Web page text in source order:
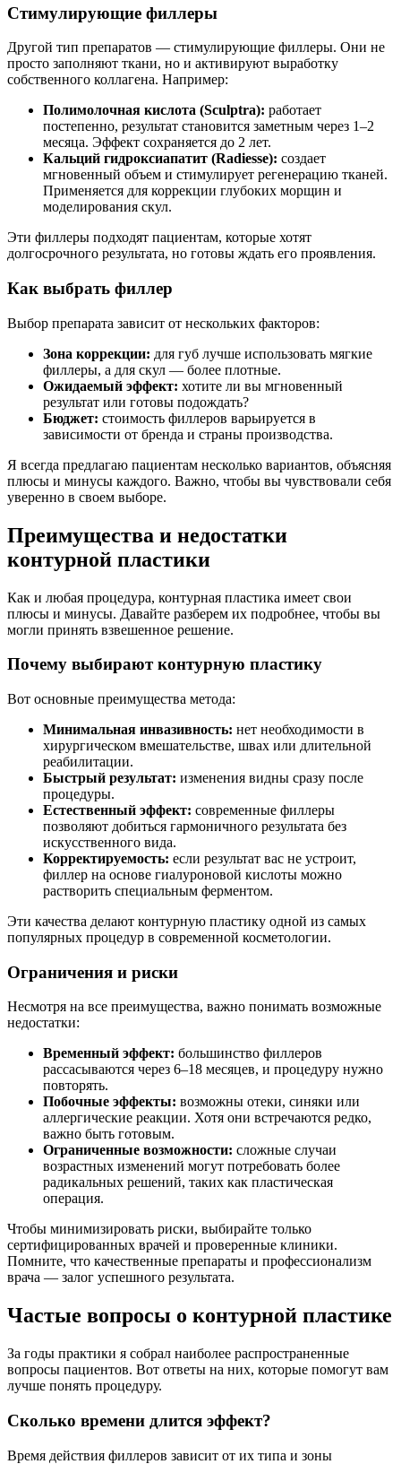
Стимулирующие филлеры
Другой тип препаратов — стимулирующие филлеры. Они не
просто заполняют ткани, но и активируют выработку
собственного коллагена. Например:
Полимолочная кислота (Sculptra): работает
постепенно, результат становится заметным через 1–2
месяца. Эффект сохраняется до 2 лет.
Кальций гидроксиапатит (Radiesse): создает
мгновенный объем и стимулирует регенерацию тканей.
Применяется для коррекции глубоких морщин и
моделирования скул.
Эти филлеры подходят пациентам, которые хотят
долгосрочного результата, но готовы ждать его проявления.
Как выбрать филлер
Выбор препарата зависит от нескольких факторов:
Зона коррекции: для губ лучше использовать мягкие
филлеры, а для скул — более плотные.
Ожидаемый эффект: хотите ли вы мгновенный
результат или готовы подождать?
Бюджет: стоимость филлеров варьируется в
зависимости от бренда и страны производства.
Я всегда предлагаю пациентам несколько вариантов, объясняя
плюсы и минусы каждого. Важно, чтобы вы чувствовали себя
уверенно в своем выборе.
Преимущества и недостатки
контурной пластики
Как и любая процедура, контурная пластика имеет свои
плюсы и минусы. Давайте разберем их подробнее, чтобы вы
могли принять взвешенное решение.
Почему выбирают контурную пластику
Вот основные преимущества метода:
Минимальная инвазивность: нет необходимости в
хирургическом вмешательстве, швах или длительной
реабилитации.
Быстрый результат: изменения видны сразу после
процедуры.
Естественный эффект: современные филлеры
позволяют добиться гармоничного результата без
искусственного вида.
Корректируемость: если результат вас не устроит,
филлер на основе гиалуроновой кислоты можно
растворить специальным ферментом.
Эти качества делают контурную пластику одной из самых
популярных процедур в современной косметологии.
Ограничения и риски
Несмотря на все преимущества, важно понимать возможные
недостатки:
Временный эффект: большинство филлеров
рассасываются через 6–18 месяцев, и процедуру нужно
повторять.
Побочные эффекты: возможны отеки, синяки или
аллергические реакции. Хотя они встречаются редко,
важно быть готовым.
Ограниченные возможности: сложные случаи
возрастных изменений могут потребовать более
радикальных решений, таких как пластическая
операция.
Чтобы минимизировать риски, выбирайте только
сертифицированных врачей и проверенные клиники.
Помните, что качественные препараты и профессионализм
врача — залог успешного результата.
Частые вопросы о контурной пластике
За годы практики я собрал наиболее распространенные
вопросы пациентов. Вот ответы на них, которые помогут вам
лучше понять процедуру.
Сколько времени длится эффект?
Время действия филлеров зависит от их типа и зоны